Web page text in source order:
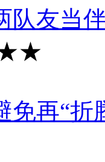
队友当
免再“折